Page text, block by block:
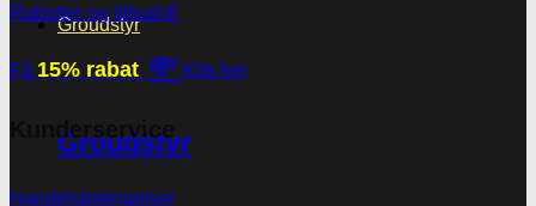
Groudstyr
Groudstyr
Rabatter og tilbud💰
Få 15% rabat 💸 Klik her
Kunderservice
Handelsbetingelser